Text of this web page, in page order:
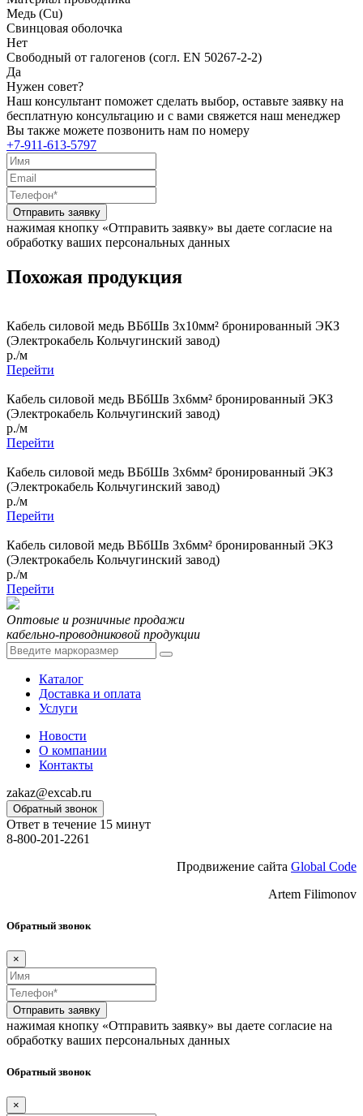
Медь (Cu)
Свинцовая оболочка
Нет
Свободный от галогенов (согл. EN 50267-2-2)
Да
Нужен совет?
Наш консультант поможет сделать выбор, оставьте заявку на
бесплатную консультацию и с вами свяжется наш менеджер
Вы также можете позвонить нам по номеру
+7-911-613-5797
Отправить заявку
нажимая кнопку «Отправить заявку» вы даете согласие на
обработку ваших персональных данных
Похожая продукция
Кабель силовой медь ВБбШв 3x10мм² бронированный ЭКЗ
(Электрокабель Кольчугинский завод)
р./м
Перейти
Кабель силовой медь ВБбШв 3x6мм² бронированный ЭКЗ
(Электрокабель Кольчугинский завод)
р./м
Перейти
Кабель силовой медь ВБбШв 3x6мм² бронированный ЭКЗ
(Электрокабель Кольчугинский завод)
р./м
Перейти
Кабель силовой медь ВБбШв 3x6мм² бронированный ЭКЗ
(Электрокабель Кольчугинский завод)
р./м
Перейти
Оптовые и розничные продажи
кабельно-проводниковой продукции
Каталог
Доставка и оплата
Услуги
Новости
О компании
Контакты
zakaz@excab.ru
Обратный звонок
Ответ в течение 15 минут
8-800-201-2261
Продвижение сайта Global Code
Artem Filimonov
Обратный звонок
×
Отправить заявку
нажимая кнопку «Отправить заявку» вы даете согласие на
обработку ваших персональных данных
Обратный звонок
×